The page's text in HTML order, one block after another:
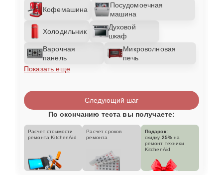
Кофемашина
Посудомоечная
машина
Холодильник
Духовой
шкаф
Варочная
панель
Микроволновая
печь
Показать еще
Следующий шаг
По окончанию теста вы получаете:
Расчет стоимости
ремонта KitchenAid
Расчет сроков
ремонта
Подарок:
скидку 25% на
ремонт техники
KitchenAid